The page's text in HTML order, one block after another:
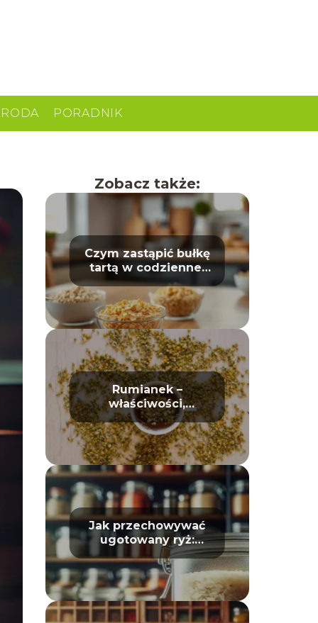
PORADNIK
Zobacz także:
Czym zastąpić bułkę
tartą w codziennej
kuchni?
Rumianek –
właściwości,
działanie i
zastosowanie w
domu oraz
kosmetyce
Jak przechowywać
ugotowany ryż:
Unikaj zepsucia